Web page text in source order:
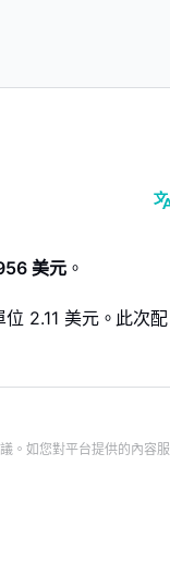
美元。
2.11 美元。此次配
。如您對平台提供的內容服